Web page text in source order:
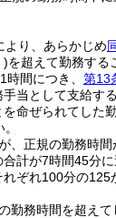
より、あらかじめ
)を超えて勤務する
間につき、 第13
当として支給する
命ぜられてし
、正規の勤務時
計が7時間45分
ぞれ100分の
勤務時間を超えて